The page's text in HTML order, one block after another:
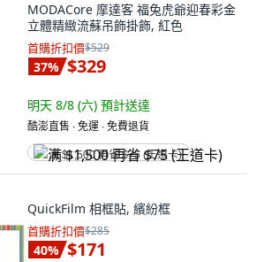
MODACore 摩達客 福兔虎爺迎春彩金
立體精緻流蘇吊飾掛飾, 紅色
首購折扣價$529
37% $329
明天 8/8 (六) 預計送達
酷澎直售 ∙ 免運 ∙ 免費退貨
满 $1,500 再省 $75 (王道卡)
QuickFilm 相框貼, 繽紛框
首購折扣價$285
40% $171